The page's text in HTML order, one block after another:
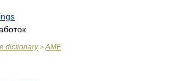
dictionary> AME